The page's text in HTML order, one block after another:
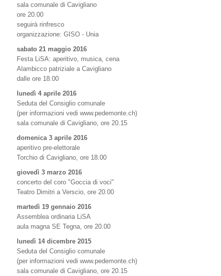
sala comunale di Cavigliano
ore 20.00
seguirà rinfresco
organizzazione: GISO - Unia
sabato 21 maggio 2016
Festa LiSA: aperitivo, musica, cena
Alambicco patriziale a Cavigliano
dalle ore 18.00
lunedì 4 aprile 2016
Seduta del Consiglio comunale
(per informazioni vedi www.pedemonte.ch)
sala comunale di Cavigliano, ore 20.15
domenica 3 aprile 2016
aperitivo pre-elettorale
Torchio di Cavigliano, ore 18.00
giovedì 3 marzo 2016
concerto del coro "Goccia di voci"
Teatro Dimitri a Verscio, ore 20.00
martedì 19 gennaio 2016
Assemblea ordinaria LiSA
aula magna SE Tegna, ore 20.00
lunedì 14 dicembre 2015
Seduta del Consiglio comunale
(per informazioni vedi www.pedemonte.ch)
sala comunale di Cavigliano, ore 20.15